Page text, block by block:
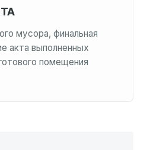
мусора, финальная
акта выполненных
помещения